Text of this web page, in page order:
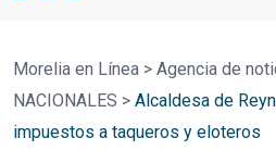
Morelia en Línea > Agencia de
NACIONALES > Alcaldesa de
impuestos a taqueros y eloteros